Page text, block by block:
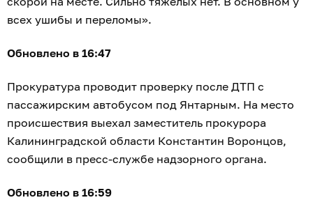
всех ушибы и переломы».
Обновлено в 16:47
Прокуратура проводит проверку после ДТП с
пассажирским автобусом под Янтарным. На место
происшествия выехал заместитель прокурора
Калининградской области Константин Воронцов,
сообщили в пресс-службе надзорного органа.
Обновлено в 16:59